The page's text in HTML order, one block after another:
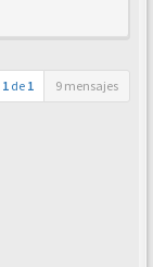
1 de 1 9 mensajes